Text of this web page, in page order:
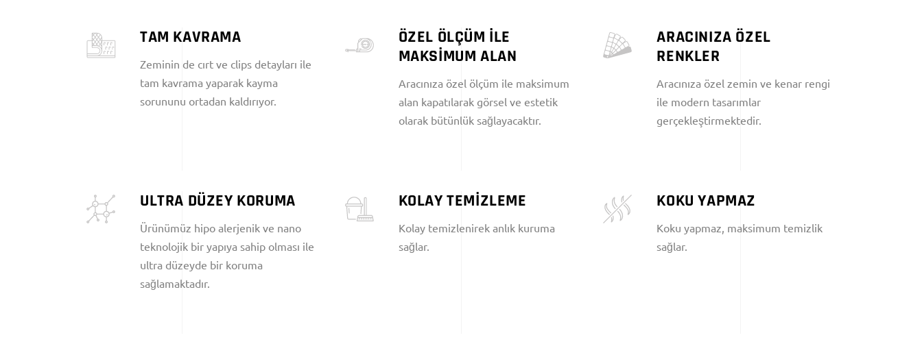
TAM KAVRAMA
Zeminin de cırt ve clips detayları ile
tam kavrama yaparak kayma
sorununu ortadan kaldırıyor.
ÖZEL ÖLÇÜM İLE
MAKSİMUM ALAN
Aracınıza özel ölçüm ile maksimum
alan kapatılarak görsel ve estetik
olarak bütünlük sağlayacaktır.
ARACINIZA ÖZEL
RENKLER
Aracınıza özel zemin ve kenar rengi
ile modern tasarımlar
gerçekleştirmektedir.
ULTRA DÜZEY KORUMA
Ürünümüz hipo alerjenik ve nano
teknolojik bir yapıya sahip olması ile
ultra düzeyde bir koruma
sağlamaktadır.
KOLAY TEMİZLEME
Kolay temizlenirek anlık kuruma
sağlar.
KOKU YAPMAZ
Koku yapmaz, maksimum temizlik
sağlar.